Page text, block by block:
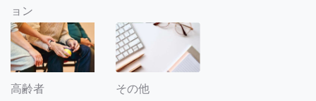
ョン
高齢者 その他